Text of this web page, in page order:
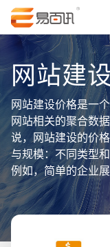
网站建
网站建设价格是一
网站相关的聚合数
说，网站建设的价
与规模：不同类型
例如，简单的企业
商平台或定制开发
设计与开发复杂度
现难度都会直接影